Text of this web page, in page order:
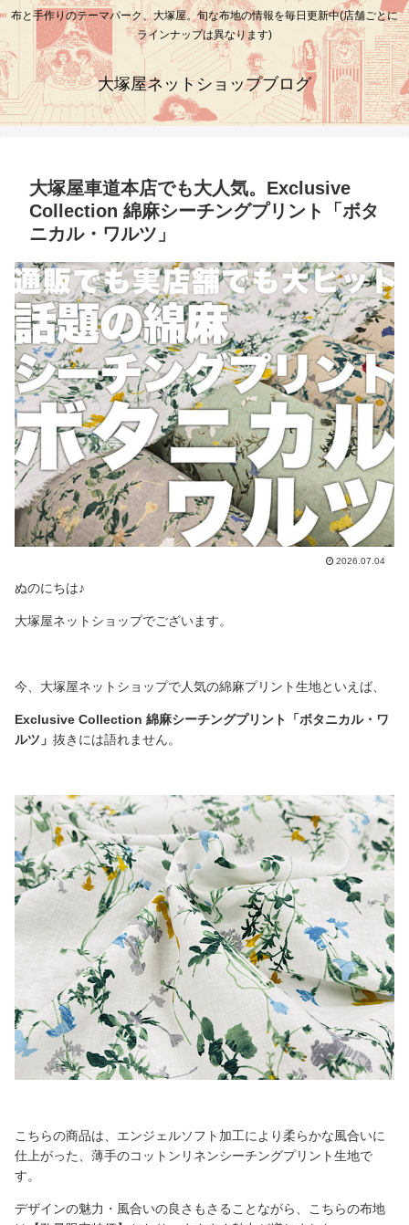
布と手作りのテーマパーク、大塚屋。旬な布地の情報を毎日更新中(店舗ごとに
ラインナップは異なります)
大塚屋ネットショップブログ
大塚屋車道本店でも大人気。Exclusive
Collection 綿麻シーチングプリント「ボタ
ニカル・ワルツ」
2026.07.04
ぬのにちは♪
大塚屋ネットショップでございます。
今、大塚屋ネットショップで人気の綿麻プリント生地といえば、
Exclusive Collection 綿麻シーチングプリント「ボタニカル・ワ
ルツ」 抜きには語れません。
こちらの商品は、エンジェルソフト加工により柔らかな風合いに
仕上がった、薄手のコットンリネンシーチングプリント生地で
す。
デザインの魅力・風合いの良さもさることながら、こちらの布地